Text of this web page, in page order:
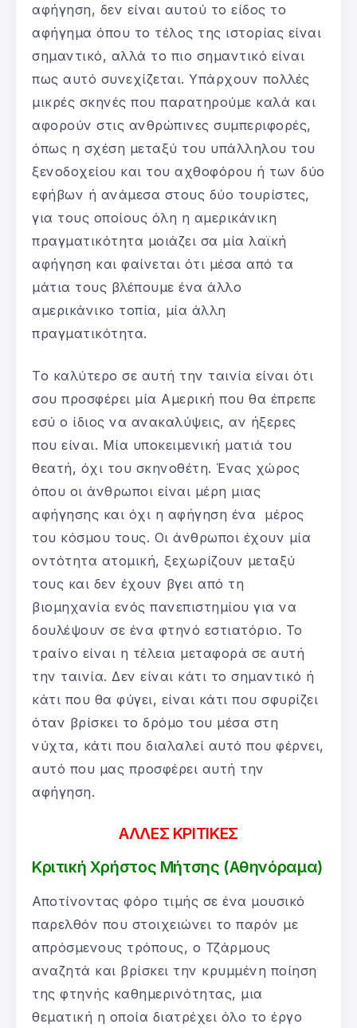
αφήγηση, δεν είναι αυτού το είδος το
αφήγημα όπου το τέλος της ιστορίας είναι
σημαντικό, αλλά το πιο σημαντικό είναι
πως αυτό συνεχίζεται. Υπάρχουν πολλές
μικρές σκηνές που παρατηρούμε καλά και
αφορούν στις ανθρώπινες συμπεριφορές,
όπως η σχέση μεταξύ του υπάλληλου του
ξενοδοχείου και του αχθοφόρου ή των δύο
εφήβων ή ανάμεσα στους δύο τουρίστες,
για τους οποίους όλη η αμερικάνικη
πραγματικότητα μοιάζει σα μία λαϊκή
αφήγηση και φαίνεται ότι μέσα από τα
μάτια τους βλέπουμε ένα άλλο
αμερικάνικο τοπία, μία άλλη
πραγματικότητα.
Το καλύτερο σε αυτή την ταινία είναι ότι
σου προσφέρει μία Αμερική που θα έπρεπε
εσύ ο ίδιος να ανακαλύψεις, αν ήξερες
που είναι. Μία υποκειμενική ματιά του
θεατή, όχι του σκηνοθέτη. Ένας χώρος
όπου οι άνθρωποι είναι μέρη μιας
αφήγησης και όχι η αφήγηση ένα μέρος
του κόσμου τους. Οι άνθρωποι έχουν μία
οντότητα ατομική, ξεχωρίζουν μεταξύ
τους και δεν έχουν βγει από τη
βιομηχανία ενός πανεπιστημίου για να
δουλέψουν σε ένα φτηνό εστιατόριο. Το
τραίνο είναι η τέλεια μεταφορά σε αυτή
την ταινία. Δεν είναι κάτι το σημαντικό ή
κάτι που θα φύγει, είναι κάτι που σφυρίζει
όταν βρίσκει το δρόμο του μέσα στη
νύχτα, κάτι που διαλαλεί αυτό που φέρνει,
αυτό που μας προσφέρει αυτή την
αφήγηση.
ΑΛΛΕΣ ΚΡΙΤΙΚΕΣ
Κριτική Χρήστος Μήτσης (Αθηνόραμα)
Αποτίνοντας φόρο τιμής σε ένα μουσικό
παρελθόν που στοιχειώνει το παρόν με
απρόσμενους τρόπους, ο Τζάρμους
αναζητά και βρίσκει την κρυμμένη ποίηση
της φτηνής καθημερινότητας, μια
θεματική η οποία διατρέχει όλο το έργο